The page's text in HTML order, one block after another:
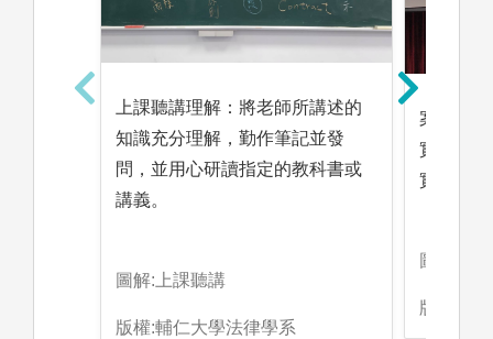
上課聽講理解：將老師所講述的
知識充分理解，勤作筆記並發
問，並用心研讀指定的教科書或
講義。
圖解:上課聽講
版權:輔仁大學法律學系
案例分
實，適
實是否
圖解:案
版權:輔